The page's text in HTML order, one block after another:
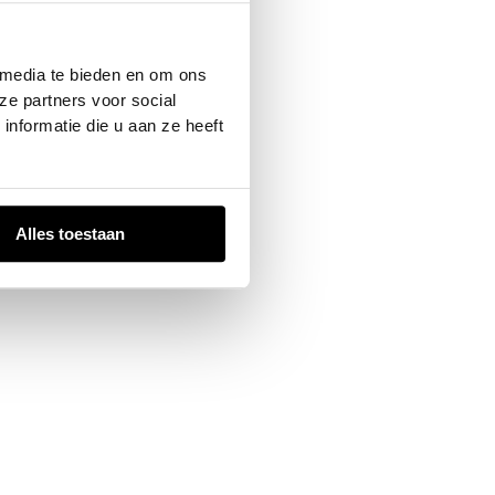
te bieden en om ons
partners voor social
die u aan ze heeft
Alles toestaan
for more information).